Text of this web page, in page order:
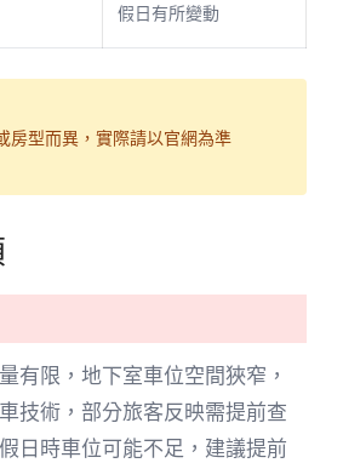
假日有所變動
房型而異，實際請以官網為準
有限，地下室車位空間狹窄，
技術，部分旅客反映需提前查
日時車位可能不足，建議提前